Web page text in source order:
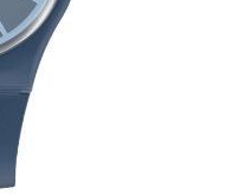
775 138 346